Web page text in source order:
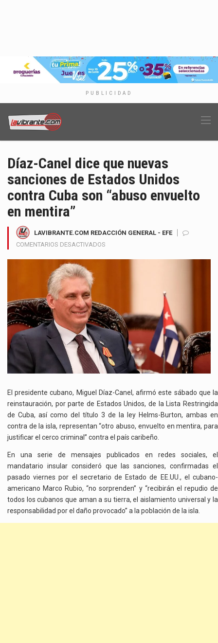
PUBLICIDAD
Díaz-Canel dice que nuevas
sanciones de Estados Unidos
contra Cuba son “abuso envuelto
en mentira”
LAVIBRANTE.COM REDACCIÓN GENERAL - EFE
COMENTARIOS DESACTIVADOS
SANCIONES
DE
ESTADOS
UNIDOS
CONTRA
CUBA
SON
EN
MENTIRA”
El presidente cubano, Miguel Díaz-Canel, afirmó este sábado que la
reinstauración, por parte de Estados Unidos, de la Lista Restringida
de Cuba, así como del título 3 de la ley Helms-Burton, ambas en
contra de la isla, representan “otro abuso, envuelto en mentira, para
justificar el cerco criminal” contra el país caribeño.
En una serie de mensajes publicados en redes sociales, el
mandatario insular consideró que las sanciones, confirmadas el
pasado viernes por el secretario de Estado de EE.UU., el cubano-
americano Marco Rubio, “no sorprenden” y “recibirán el repudio de
todos los cubanos que aman a su tierra, el aislamiento universal y la
responsabilidad por el daño provocado” a la población de la isla.